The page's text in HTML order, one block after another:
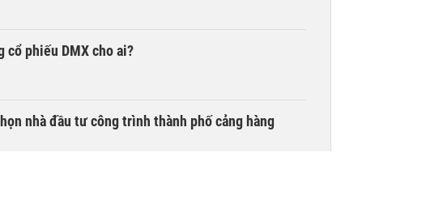
cổ phiếu DMX cho ai?
nhà đầu tư công trình thành phố cảng hàng